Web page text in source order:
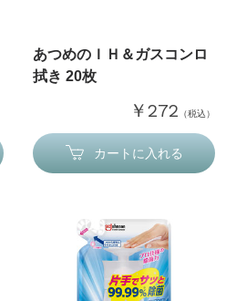
あつめのＩＨ＆ガスコンロ
拭き 20枚
￥272 （税込）
カートに入れる